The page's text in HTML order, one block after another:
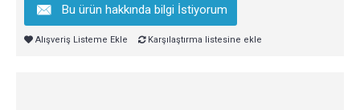
Bu ürün hakkında bilgi İstiyorum
Alışveriş Listeme Ekle Karşılaştırma listesine ekle